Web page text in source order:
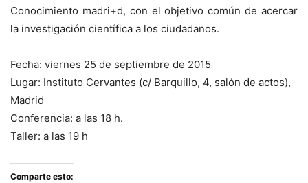
Conocimiento madri+d, con el objetivo común de acercar
la investigación científica a los ciudadanos.
Fecha: viernes 25 de septiembre de 2015
Lugar: Instituto Cervantes (c/ Barquillo, 4, salón de actos),
Madrid
Conferencia: a las 18 h.
Taller: a las 19 h
Comparte esto: